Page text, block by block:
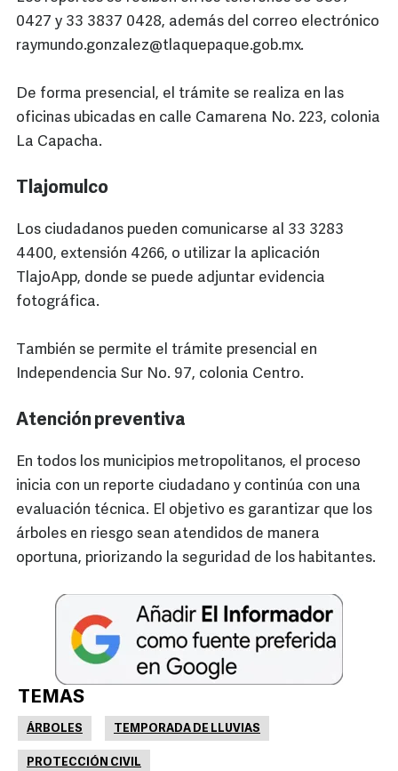
0427 y 33 3837 0428, además del correo electrónico
raymundo.gonzalez@tlaquepaque.gob.mx.
De forma presencial, el trámite se realiza en las
oficinas ubicadas en calle Camarena No. 223, colonia
La Capacha.
Tlajomulco
Los ciudadanos pueden comunicarse al 33 3283
4400, extensión 4266, o utilizar la aplicación
TlajoApp, donde se puede adjuntar evidencia
fotográfica.
También se permite el trámite presencial en
Independencia Sur No. 97, colonia Centro.
Atención preventiva
En todos los municipios metropolitanos, el proceso
inicia con un reporte ciudadano y continúa con una
evaluación técnica. El objetivo es garantizar que los
árboles en riesgo sean atendidos de manera
oportuna, priorizando la seguridad de los habitantes.
TEMAS
ÁRBOLES TEMPORADA DE LLUVIAS
PROTECCIÓN CIVIL